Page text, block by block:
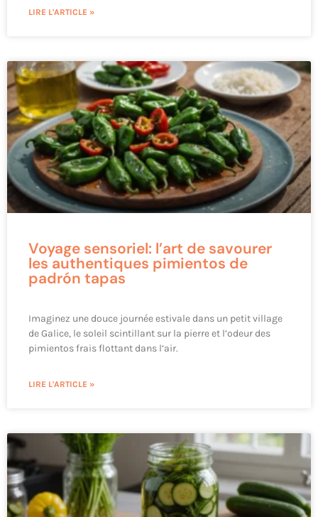
LIRE L'ARTICLE »
Voyage sensoriel: l’art de savourer
les authentiques pimientos de
padrón tapas
Imaginez une douce journée estivale dans un petit village
de Galice, le soleil scintillant sur la pierre et l’odeur des
pimientos frais flottant dans l’air.
LIRE L'ARTICLE »